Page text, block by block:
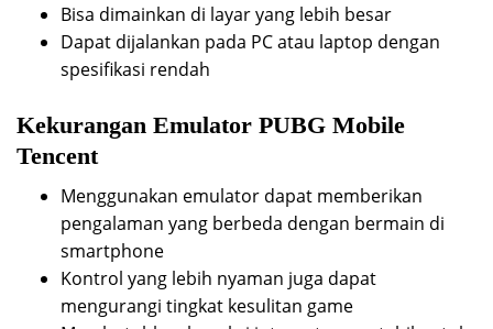
Bisa dimainkan di layar yang lebih besar
Dapat dijalankan pada PC atau laptop dengan
spesifikasi rendah
Kekurangan Emulator PUBG Mobile
Tencent
Menggunakan emulator dapat memberikan
pengalaman yang berbeda dengan bermain di
smartphone
Kontrol yang lebih nyaman juga dapat
mengurangi tingkat kesulitan game